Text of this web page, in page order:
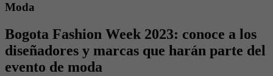
Moda
Bogota Fashion Week 2023: conoce a los
diseñadores y marcas que harán parte del
evento de moda